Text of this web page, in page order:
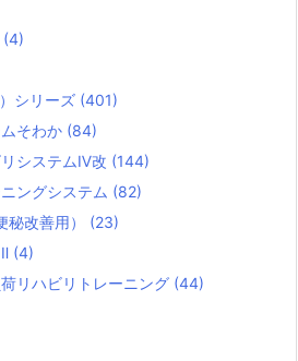
(4)
シリーズ (401)
そわか (84)
システムⅣ改 (144)
ングシステム (82)
秘改善用） (23)
(4)
リハビリトレーニング (44)